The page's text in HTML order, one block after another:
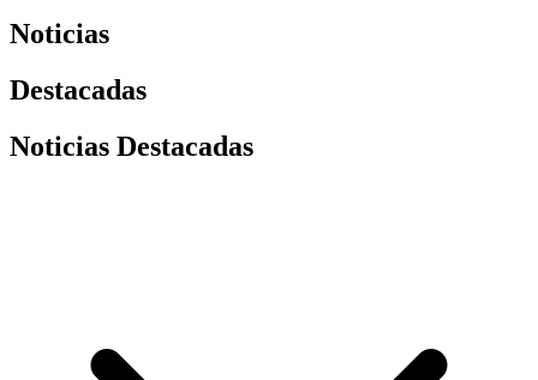
Noticias
Destacadas
Noticias Destacadas